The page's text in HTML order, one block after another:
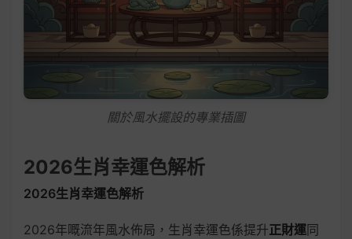
關於風水擺設的專業插圖
2026生肖幸運色解析
2026生肖幸運色解析
2026年嘅流年風水佈局，生肖幸運色係提升正財運同